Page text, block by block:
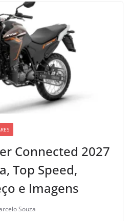
Connected 2027
Top Speed,
e Imagens
Souza